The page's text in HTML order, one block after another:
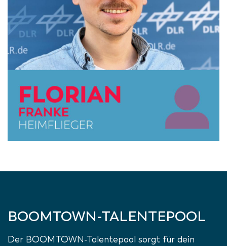
BOOMTOWN-TALENTEPOOL
Der BOOMTOWN-Talentepool sorgt für dein